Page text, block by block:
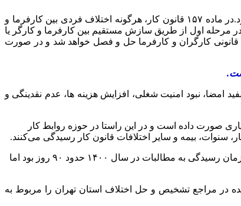
ارتباط فردا: فصل نهم قانون کار به مبحث سازش میان کارگر و کارفرما و حل اختلافات آنها از طریق هیات‌های تشخیص و حل اختلاف می پردازد.در ماده ۱۵۷ قانون کار، هرگونه اختلاف فردی بین کارفرما و
در مرحله اول از طریق سازش مستقیم بین کارفرما و کارگر یا
قانونی کارگران و کارفرما حل و فصل خواهد شد و در صورت
امضا، نبود امنیت شغلی، افزایش هزینه ها، عدم نقدینگی و
صورت داده است و در این راستا در حوزه روابط کار
سنوات، بیمه و سایر اختلافات قانون کار رسیدگی می‌کنند.
درعین حال با استقرار سامانه جامع روابط کار،میانگین مدت ‌زمان رسیدگی به پرونده‌ها در مراجع حل اختلاف کار کاهش یافته، به نحوی که مدت زمان رسیدگی به مطالبات در سال ۱۴۰۰ حدود ۹۰ روز بود اما
و شکایات کارگری و کارفرمایی ثبت‌شده در مراجع تشخیص و حل اختلاف استان تهران را مربوط به